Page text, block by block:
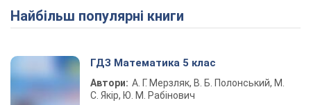
Play Video
Найбільш популярні книги
ГДЗ Математика 5 клас
Автори: А. Г. Мерзляк, В. Б. Полонський, М.
С. Якір, Ю. М. Рабінович